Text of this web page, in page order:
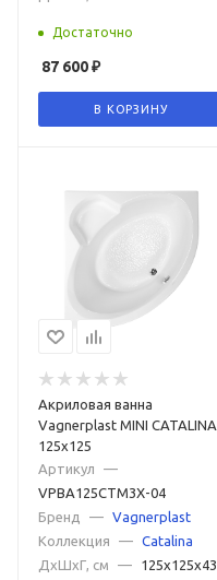
Достаточно
87 600₽
В КОРЗИНУ
Акриловая ванна
Vagnerplast MINI CATALINA
125x125
Артикул
—
VPBA125CTM3X-04
Бренд
— Vagnerplast
Коллекция
— Catalina
ДxШxГ, см
— 125x125x43